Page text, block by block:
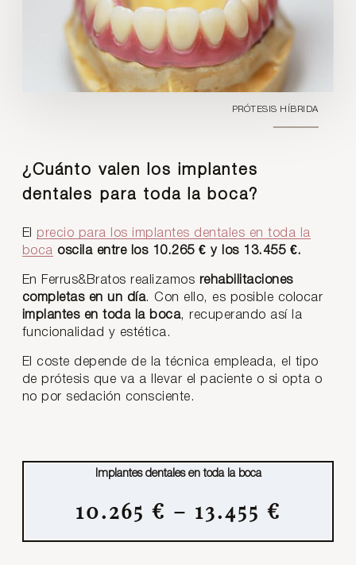
PRÓTESIS HÍBRIDA
¿Cuánto valen los implantes
dentales para toda la boca?
El precio para los implantes dentales en toda la
boca oscila entre los 10.265 € y los 13.455 €.
En Ferrus&Bratos realizamos rehabilitaciones
completas en un día. Con ello, es posible colocar
implantes en toda la boca, recuperando así la
funcionalidad y estética.
El coste depende de la técnica empleada, el tipo
de prótesis que va a llevar el paciente o si opta o
no por sedación consciente.
Implantes dentales en toda la boca
10.265 € – 13.455 €